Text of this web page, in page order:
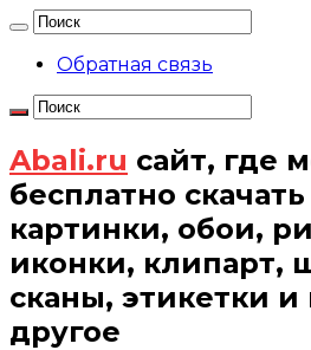
Обратная связь
Abali.ru сайт, где
бесплатно
картинки, обои,
иконки, клипарт,
сканы, этикетки и
другое